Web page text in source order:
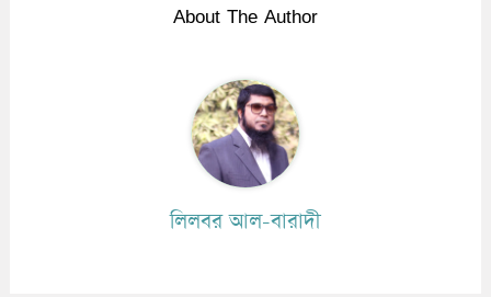
About The Author
লিলবর আল-বারাদী